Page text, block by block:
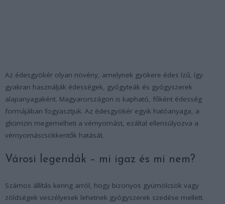
Az édesgyökér olyan növény, amelynek gyökere édes ízű, így
gyakran használják édességek, gyógyteák és gyógyszerek
alapanyagaként. Magyarországon is kapható, főként édesség
formájában fogyasztjuk. Az édesgyökér egyik hatóanyaga, a
glicirrizin megemelheti a vérnyomást, ezáltal ellensúlyozva a
vérnyomáscsökkentők hatását.
Városi legendák – mi igaz és mi nem?
Számos állítás kering arról, hogy bizonyos gyümölcsök vagy
zöldségek veszélyesek lehetnek gyógyszerek szedése mellett.